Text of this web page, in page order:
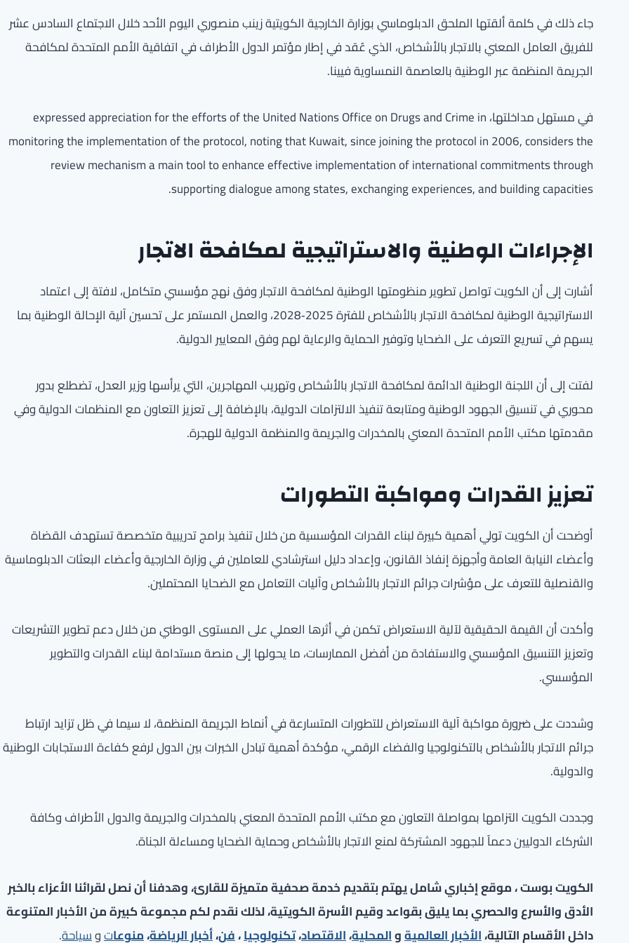
جاء ذلك في كلمة ألقتها الملحق الدبلوماسي بوزارة الخارجية الكويتية زينب منصوري اليوم الأحد خلال الاجتماع السادس عشر
للفريق العامل المعني بالاتجار بالأشخاص، الذي عُقد في إطار مؤتمر الدول الأطراف في اتفاقية الأمم المتحدة لمكافحة
الجريمة المنظمة عبر الوطنية بالعاصمة النمساوية فيينا.
في مستهل مداخلتها، expressed appreciation for the efforts of the United Nations Office on Drugs and Crime in
monitoring the implementation of the protocol, noting that Kuwait, since joining the protocol in 2006, considers the
review mechanism a main tool to enhance effective implementation of international commitments through
supporting dialogue among states, exchanging experiences, and building capacities.
الإجراءات الوطنية والاستراتيجية لمكافحة الاتجار
أشارت إلى أن الكويت تواصل تطوير منظومتها الوطنية لمكافحة الاتجار وفق نهج مؤسسي متكامل، لافتة إلى اعتماد
الاستراتيجية الوطنية لمكافحة الاتجار بالأشخاص للفترة 2025‑2028، والعمل المستمر على تحسين آلية الإحالة الوطنية بما
يسهم في تسريع التعرف على الضحايا وتوفير الحماية والرعاية لهم وفق المعايير الدولية.
لفتت إلى أن اللجنة الوطنية الدائمة لمكافحة الاتجار بالأشخاص وتهريب المهاجرين، التي يرأسها وزير العدل، تضطلع بدور
محوري في تنسيق الجهود الوطنية ومتابعة تنفيذ الالتزامات الدولية، بالإضافة إلى تعزيز التعاون مع المنظمات الدولية وفي
مقدمتها مكتب الأمم المتحدة المعني بالمخدرات والجريمة والمنظمة الدولية للهجرة.
تعزيز القدرات ومواكبة التطورات
أوضحت أن الكويت تولي أهمية كبيرة لبناء القدرات المؤسسية من خلال تنفيذ برامج تدريبية متخصصة تستهدف القضاة
وأعضاء النيابة العامة وأجهزة إنفاذ القانون، وإعداد دليل استرشادي للعاملين في وزارة الخارجية وأعضاء البعثات الدبلوماسية
والقنصلية للتعرف على مؤشرات جرائم الاتجار بالأشخاص وآليات التعامل مع الضحايا المحتملين.
وأكدت أن القيمة الحقيقية لآلية الاستعراض تكمن في أثرها العملي على المستوى الوطني من خلال دعم تطوير التشريعات
وتعزيز التنسيق المؤسسي والاستفادة من أفضل الممارسات، ما يحولها إلى منصة مستدامة لبناء القدرات والتطوير
المؤسسي.
وشددت على ضرورة مواكبة آلية الاستعراض للتطورات المتسارعة في أنماط الجريمة المنظمة، لا سيما في ظل تزايد ارتباط
جرائم الاتجار بالأشخاص بالتكنولوجيا والفضاء الرقمي، مؤكدة أهمية تبادل الخبرات بين الدول لرفع كفاءة الاستجابات الوطنية
والدولية.
وجددت الكويت التزامها بمواصلة التعاون مع مكتب الأمم المتحدة المعني بالمخدرات والجريمة والدول الأطراف وكافة
الشركاء الدوليين دعماً للجهود المشتركة لمنع الاتجار بالأشخاص وحماية الضحايا ومساءلة الجناة.
الكويت بوست ، موقع إخباري شامل يهتم بتقديم خدمة صحفية متميزة للقارئ، وهدفنا أن نصل لقرائنا الأعزاء بالخبر
الأدق والأسرع والحصري بما يليق بقواعد وقيم الأسرة الكويتية، لذلك نقدم لكم مجموعة كبيرة من الأخبار المتنوعة
داخل الأقسام التالية،الأخبار العالميةوالمحلية،الاقتصاد،تكنولوجيا،فن،أخبار الرياضة،منوعاتوسياحة.